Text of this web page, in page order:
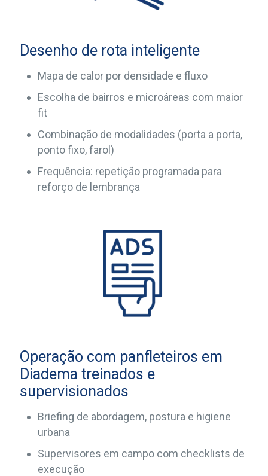
Desenho de rota inteligente
Mapa de calor por densidade e fluxo
Escolha de bairros e microáreas com maior
fit
Combinação de modalidades (porta a porta,
ponto fixo, farol)
Frequência: repetição programada para
reforço de lembrança
Operação com panfleteiros em
Diadema treinados e
supervisionados
Briefing de abordagem, postura e higiene
urbana
Supervisores em campo com checklists de
execução